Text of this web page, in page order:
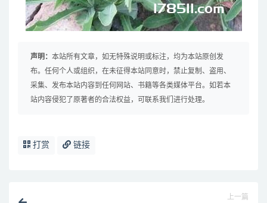
声明： 本站所有文章，如无特殊说明或标注，均为本站原创发
布。任何个人或组织，在未征得本站同意时，禁止复制、盗用、
采集、发布本站内容到任何网站、书籍等各类媒体平台。如若本
站内容侵犯了原著者的合法权益，可联系我们进行处理。
打赏 链接
上一篇